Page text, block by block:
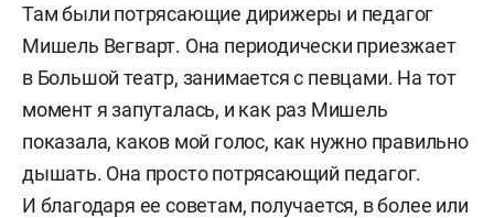
Там были потрясающие дирижеры и педагог
Мишель Вегварт. Она периодически приезжает
в Большой театр, занимается с певцами. На тот
момент я запуталась, и как раз Мишель
показала, каков мой голос, как нужно правильно
дышать. Она просто потрясающий педагог.
И благодаря ее советам, получается, в более или